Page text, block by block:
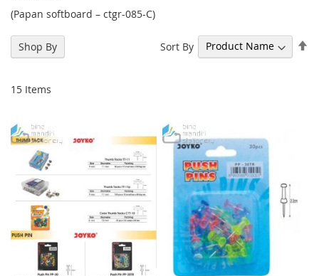
(Papan softboard – ctgr-085-C)
15 Items
Sort By
Shop By